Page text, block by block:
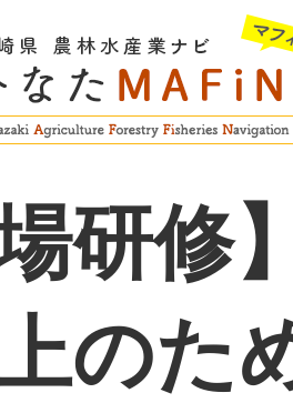
場研修
のた